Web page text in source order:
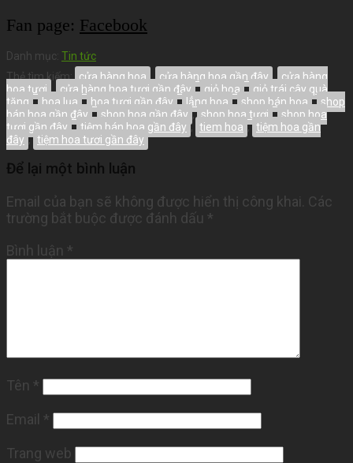
Fan page: Facebook
Danh mục: Tin tức
Thẻ tìm kiếm: cửa hàng hoa , cửa hàng hoa gần đây , cửa hàng
hoa tươi , cửa hàng hoa tươi gần đây , giỏ hoa , giỏ trái cây quà
tặng , hoa lụa , hoa tươi gần đây , lẳng hoa , shop bán hoa , shop
bán hoa gần đây , shop hoa gần đây , shop hoa tươi , shop hoa
tươi gần đây , tiệm bán hoa gần đây , tiem hoa , tiệm hoa gần
đây , tiệm hoa tươi gần đây
Để lại một bình luận
Email của bạn sẽ không được hiển thị công khai. Các
trường bắt buộc được đánh dấu *
Bình luận *
Tên *
Email *
Trang web